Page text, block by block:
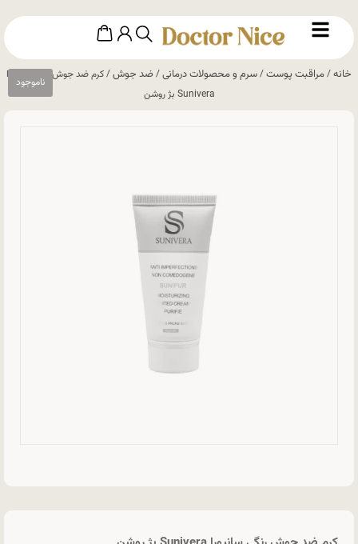
خانه/مراقبت پوست/سرم و محصولات درمانی/ضد جوش/ کرم ضد جوش رنگی سانیورا
Sunivera بژ روشن